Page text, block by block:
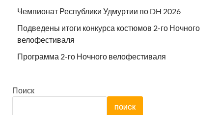
Чемпионат Республики Удмуртии по DH 2026
Подведены итоги конкурса костюмов 2-го Ночного
велофестиваля
Программа 2-го Ночного велофестиваля
Поиск
ПОИСК